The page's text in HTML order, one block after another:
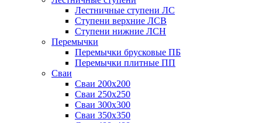
Лестничные ступени ЛС
Ступени верхние ЛСВ
Ступени нижние ЛСН
Перемычки
Перемычки брусковые ПБ
Перемычки плитные ПП
Сваи
Сваи 200х200
Сваи 250х250
Сваи 300х300
Сваи 350х350